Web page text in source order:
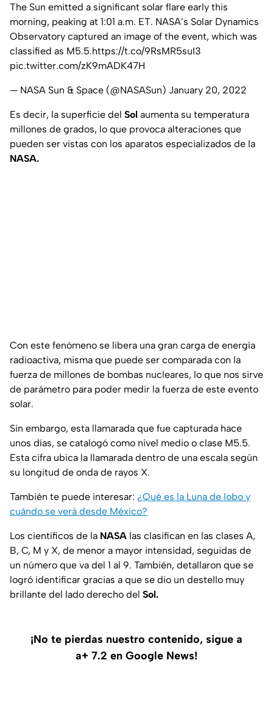
The Sun emitted a significant solar flare early this
morning, peaking at 1:01 a.m. ET. NASA’s Solar Dynamics
Observatory captured an image of the event, which was
classified as M5.5.https://t.co/9RsMR5suI3
pic.twitter.com/zK9mADK47H
— NASA Sun & Space (@NASASun) January 20, 2022
Es decir, la superficie del Sol aumenta su temperatura
millones de grados, lo que provoca alteraciones que
pueden ser vistas con los aparatos especializados de la
NASA.
Con este fenómeno se libera una gran carga de energía
radioactiva, misma que puede ser comparada con la
fuerza de millones de bombas nucleares, lo que nos sirve
de parámetro para poder medir la fuerza de este evento
solar.
Sin embargo, esta llamarada que fue capturada hace
unos días, se catalogó como nivel medio o clase M5.5.
Esta cifra ubica la llamarada dentro de una escala según
su longitud de onda de rayos X.
También te puede interesar: ¿Qué es la Luna de lobo y
cuándo se verá desde México?
Los científicos de la NASA las clasifican en las clases A,
B, C, M y X, de menor a mayor intensidad, seguidas de
un número que va del 1 al 9. También, detallaron que se
logró identificar gracias a que se dio un destello muy
brillante del lado derecho del Sol.
¡No te pierdas nuestro contenido, sigue a
a+ 7.2 en Google News!